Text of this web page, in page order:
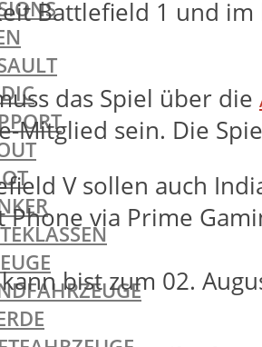
Battlefield 1 und
das Spiel über die
Mitglied sein. Die
V sollen auch
Phone via Prime
bist zum 02.